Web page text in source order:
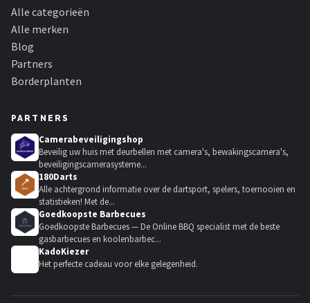
Alle categorieën
Alle merken
Blog
Partners
Borderplanten
PARTNERS
Camerabeveiligingshop
Beveilig uw huis met deurbellen met camera's, bewakingscamera's,
beveiligingscamerasysteme...
180Darts
Alle achtergrond informatie over de dartsport, spelers, toernooien en
statistieken! Met de...
Goedkoopste Barbecues
Goedkoopste Barbecues — De Online BBQ specialist met de beste
gasbarbecues en koolenbarbec...
KadoKiezer
Het perfecte cadeau voor elke gelegenheid.